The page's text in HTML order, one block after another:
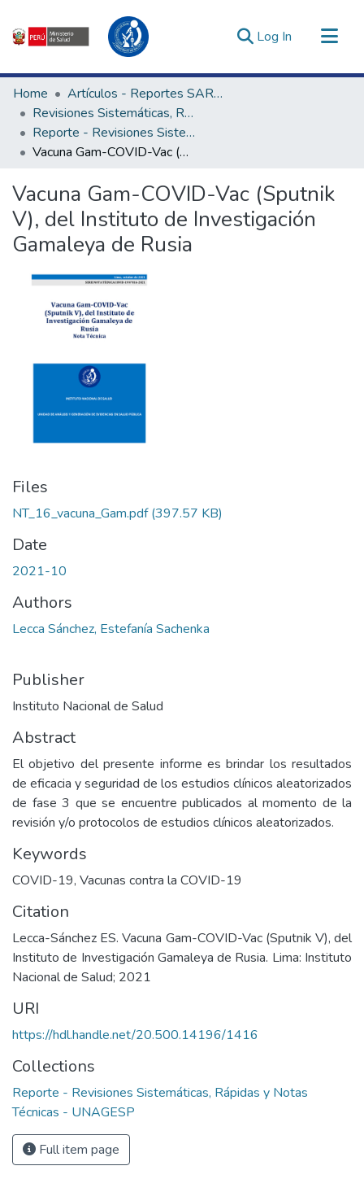
Log In (current)
Communities & Collections
All of DSpace
Statistics
Estadísticas Externas
Enlaces de interés ▾
Home
Artículos - Reportes SARS-CoV-2
Revisiones Sistemáticas, Rápidas y Notas Técnicas - UNAGESP
Reporte - Revisiones Sistemáticas, Rápidas y Notas Técnicas - UNAGESP
Vacuna Gam-COVID-Vac (Sputnik V), del Instituto de Investigación Gamaleya de Rusia
Vacuna Gam-COVID-Vac (Sputnik
V), del Instituto de Investigación
Gamaleya de Rusia
Files
NT_16_vacuna_Gam.pdf(397.57 KB)
Date
2021-10
Authors
Lecca Sánchez, Estefanía Sachenka
Publisher
Instituto Nacional de Salud
Abstract
El objetivo del presente informe es brindar los resultados
de eficacia y seguridad de los estudios clínicos aleatorizados
de fase 3 que se encuentre publicados al momento de la
revisión y/o protocolos de estudios clínicos aleatorizados.
Keywords
COVID-19, Vacunas contra la COVID-19
Citation
Lecca-Sánchez ES. Vacuna Gam-COVID-Vac (Sputnik V), del
Instituto de Investigación Gamaleya de Rusia. Lima: Instituto
Nacional de Salud; 2021
URI
https://hdl.handle.net/20.500.14196/1416
Collections
Reporte - Revisiones Sistemáticas, Rápidas y Notas
Técnicas - UNAGESP
Full item page